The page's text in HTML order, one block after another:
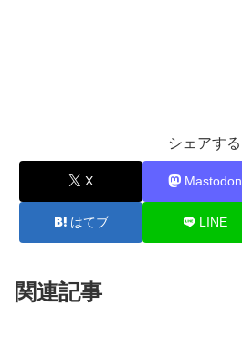
シェアする
X Mastodon
はてブ LINE
関連記事